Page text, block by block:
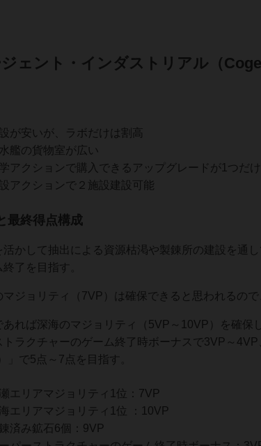
ジェント・インダストリアル（
が安いが、ラボだけは割高
艦の貨物室が広い
アクションで購入できるアップグレードが1つだけ
アクションで２施設建設可能
最終得点構成
活かして抽出による資源枯渇や製錬所の建設を通
了を目指す。
マジョリティ（7VP）は確保できると思われるの
あれば深海のマジョリティ（5VP～10VP）を確保
トラクチャーのゲーム終了時ボーナスで3VP～
」で5点～7点を目指す。
エリアマジョリティ1位：7VP
エリアマジョリティ1位 ：10VP
済み鉱石6個：9VP